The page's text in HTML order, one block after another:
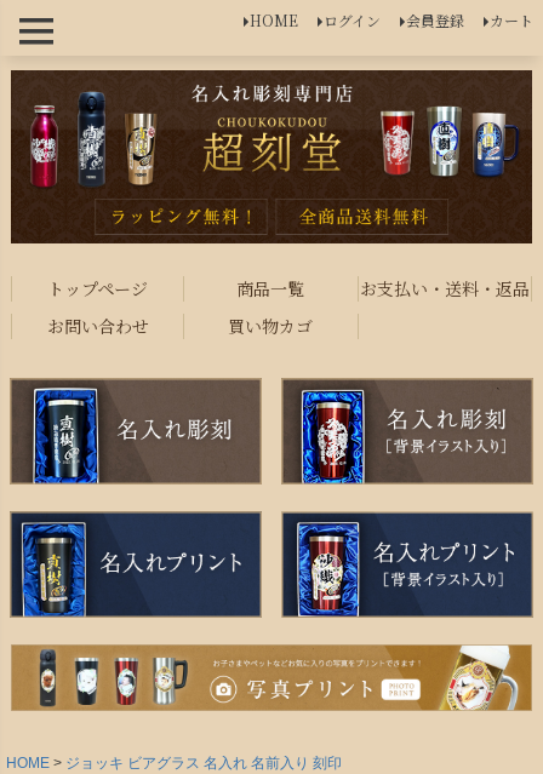
HOME ログイン 会員登録 カート
トップページ 商品一覧
お支払い・送料・返品
お問い合わせ
買い物カゴ
HOME
ジョッキ ビアグラス 名入れ 名前入り 刻印